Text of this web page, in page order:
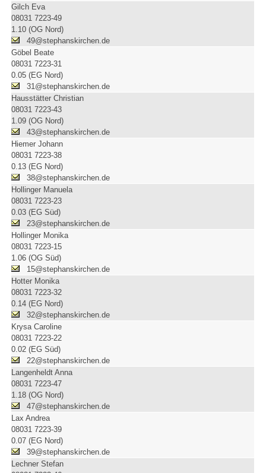
Gilch Eva
08031 7223-49
1.10 (OG Nord)
49@stephanskirchen.de
Göbel Beate
08031 7223-31
0.05 (EG Nord)
31@stephanskirchen.de
Hausstätter Christian
08031 7223-43
1.09 (OG Nord)
43@stephanskirchen.de
Hiemer Johann
08031 7223-38
0.13 (EG Nord)
38@stephanskirchen.de
Hollinger Manuela
08031 7223-23
0.03 (EG Süd)
23@stephanskirchen.de
Hollinger Monika
08031 7223-15
1.06 (OG Süd)
15@stephanskirchen.de
Hotter Monika
08031 7223-32
0.14 (EG Nord)
32@stephanskirchen.de
Krysa Caroline
08031 7223-22
0.02 (EG Süd)
22@stephanskirchen.de
Langenheldt Anna
08031 7223-47
1.18 (OG Nord)
47@stephanskirchen.de
Lax Andrea
08031 7223-39
0.07 (EG Nord)
39@stephanskirchen.de
Lechner Stefan